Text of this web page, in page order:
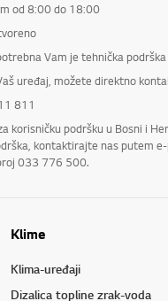
od 8:00 do 18:00
Vam je tehnička podrška
uređaj, možete direktno
811
korisničku podršku u Bosni i
kontaktirajte nas putem
033 776 500.
Klime
Klima-uređaji
Dizalica topline zrak-voda